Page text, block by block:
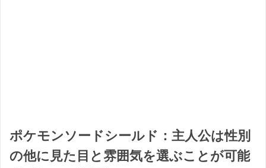
ポケモンソードシールド：主人公は性別
の他に見た目と雰囲気を選ぶことが可能